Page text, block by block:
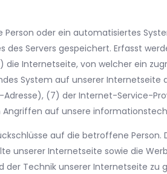
oder ein automatisiertes
Servers gespeichert. Erfasst
Internetseite, von welcher ein
System auf unserer
(7) der Internet-Service-
auf unsere
auf die betroffene
unserer Internetseite sowie die
Technik unserer Internetseite zu